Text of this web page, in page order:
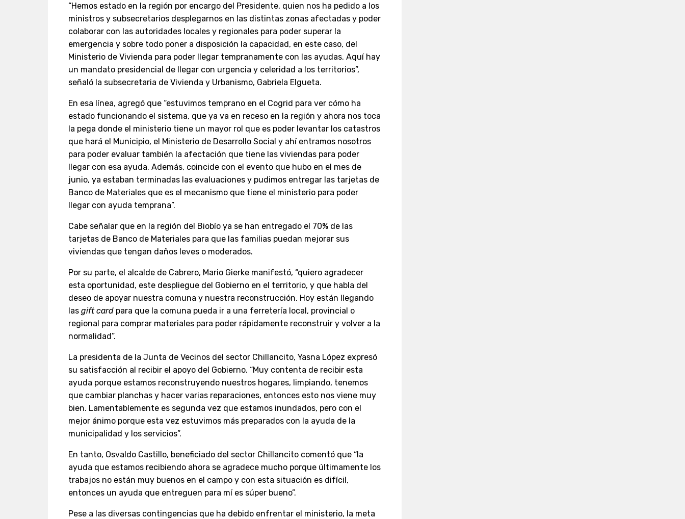
“Hemos estado en la región por encargo del Presidente, quien nos ha pedido a los
ministros y subsecretarios desplegarnos en las distintas zonas afectadas y poder
colaborar con las autoridades locales y regionales para poder superar la
emergencia y sobre todo poner a disposición la capacidad, en este caso, del
Ministerio de Vivienda para poder llegar tempranamente con las ayudas. Aquí hay
un mandato presidencial de llegar con urgencia y celeridad a los territorios”,
señaló la subsecretaria de Vivienda y Urbanismo, Gabriela Elgueta.
En esa línea, agregó que “estuvimos temprano en el Cogrid para ver cómo ha
estado funcionando el sistema, que ya va en receso en la región y ahora nos toca
la pega donde el ministerio tiene un mayor rol que es poder levantar los catastros
que hará el Municipio, el Ministerio de Desarrollo Social y ahí entramos nosotros
para poder evaluar también la afectación que tiene las viviendas para poder
llegar con esa ayuda. Además, coincide con el evento que hubo en el mes de
junio, ya estaban terminadas las evaluaciones y pudimos entregar las tarjetas de
Banco de Materiales que es el mecanismo que tiene el ministerio para poder
llegar con ayuda temprana”.
Cabe señalar que en la región del Biobío ya se han entregado el 70% de las
tarjetas de Banco de Materiales para que las familias puedan mejorar sus
viviendas que tengan daños leves o moderados.
Por su parte, el alcalde de Cabrero, Mario Gierke manifestó, “quiero agradecer
esta oportunidad, este despliegue del Gobierno en el territorio, y que habla del
deseo de apoyar nuestra comuna y nuestra reconstrucción. Hoy están llegando
lasgift card para que la comuna pueda ir a una ferretería local, provincial o
regional para comprar materiales para poder rápidamente reconstruir y volver a la
normalidad”.
La presidenta de la Junta de Vecinos del sector Chillancito, Yasna López expresó
su satisfacción al recibir el apoyo del Gobierno. “Muy contenta de recibir esta
ayuda porque estamos reconstruyendo nuestros hogares, limpiando, tenemos
que cambiar planchas y hacer varias reparaciones, entonces esto nos viene muy
bien. Lamentablemente es segunda vez que estamos inundados, pero con el
mejor ánimo porque esta vez estuvimos más preparados con la ayuda de la
municipalidad y los servicios”.
En tanto, Osvaldo Castillo, beneficiado del sector Chillancito comentó que “la
ayuda que estamos recibiendo ahora se agradece mucho porque últimamente los
trabajos no están muy buenos en el campo y con esta situación es difícil,
entonces un ayuda que entreguen para mí es súper bueno”.
Pese a las diversas contingencias que ha debido enfrentar el ministerio, la meta